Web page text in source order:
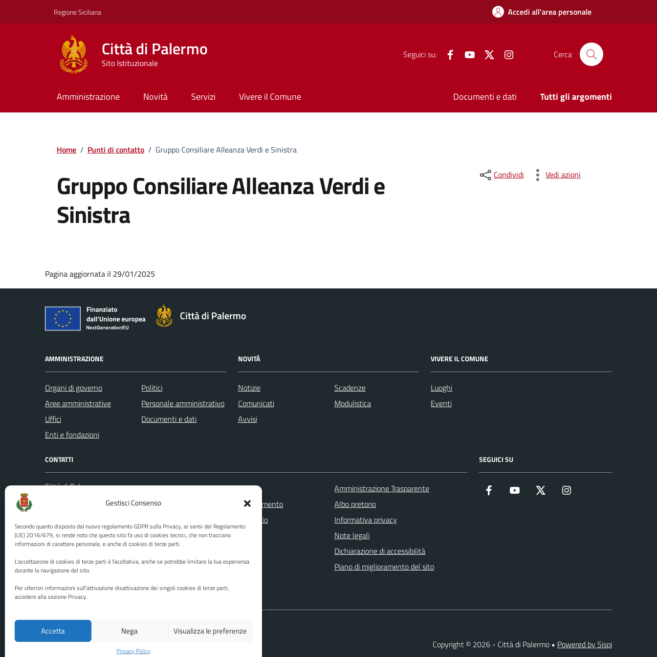
Gestisci Consenso
Secondo quanto disposto dal nuovo regolamento GDPR sulla Privacy, ai sensi del Regolamento
(UE) 2016/679, si rende noto che questo sito fa uso di cookies tecnici, che non tracciano
informazioni di carattere personale, e anche di cookies di terze parti.
L'accettazione di cookies di terze parti è facoltativa, anche se potrebbe limitare la tua esperienza
durante la navigazione del sito.
Per ulteriori informazioni sull'attivazione disattivazione dei singoli cookies di terze parti,
accedere alla sezione Privacy.
Accetta Nega Visualizza le preferenze
Privacy Policy
Regione Siciliana Accedi all'area personale
Città di Palermo
Sito Istituzionale
Seguici su: FacebookYouTube Twitter Cerca
Amministrazione Novità Servizi Vivere il Comune Documenti e dati Tutti gli argomenti
Home / Punti di contatto / Gruppo Consiliare Alleanza Verdi e Sinistra
Gruppo Consiliare Alleanza Verdi e
Sinistra
Condividi Vedi azioni
Pagina aggiornata il 29/01/2025
Città di Palermo
AMMINISTRAZIONE
Organi di governo
Aree amministrative
Uffici
Enti e fondazioni
Politici
Personale amministrativo
Documenti e dati
NOVITÀ
Notizie
Comunicati
Avvisi
Scadenze
Modulistica
VIVERE IL COMUNE
Luoghi
Eventi
CONTATTI
Città di Palermo
Codice fiscale / P. IVA:80016350821
U.O. Ufficio Relazioni con il Pubblico
(URP)
Numero verde: 0917401111
PEC:protocollo@cert.comune.palermo.it
Leggi le FAQ
Prenotazione appuntamento
Segnalazione disservizio
Richiesta assistenza
Amministrazione Trasparente
Albo pretorio
Informativa privacy
Note legali
Dichiarazione di accessibilità
Piano di miglioramento del sito
SEGUICI SU
Facebook YouTube Twitter
Media policy
Mappa del sito
Copyright © 2026 - Città di Palermo • Powered by Sispi